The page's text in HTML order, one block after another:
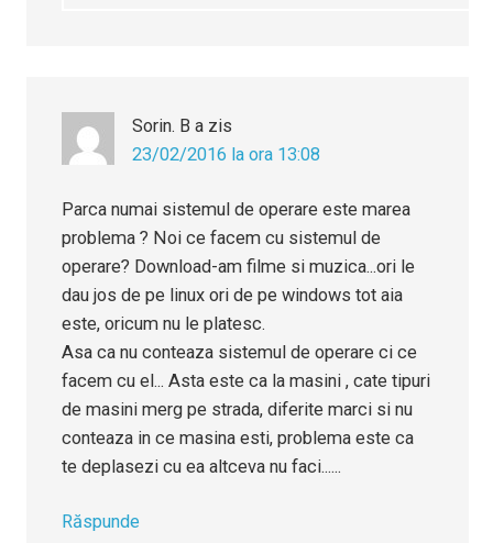
Sorin. B a zis
23/02/2016 la ora 13:08
Parca numai sistemul de operare este marea
problema ? Noi ce facem cu sistemul de
operare? Download-am filme si muzica...ori le
dau jos de pe linux ori de pe windows tot aia
este, oricum nu le platesc.
Asa ca nu conteaza sistemul de operare ci ce
facem cu el... Asta este ca la masini , cate tipuri
de masini merg pe strada, diferite marci si nu
conteaza in ce masina esti, problema este ca
te deplasezi cu ea altceva nu faci......
Răspunde